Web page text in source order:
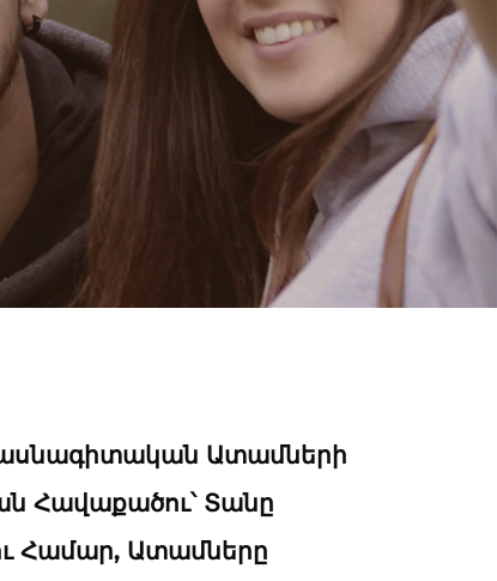
Ատամների
Հավաքածու՝ Տանը
Համար, Ատամները